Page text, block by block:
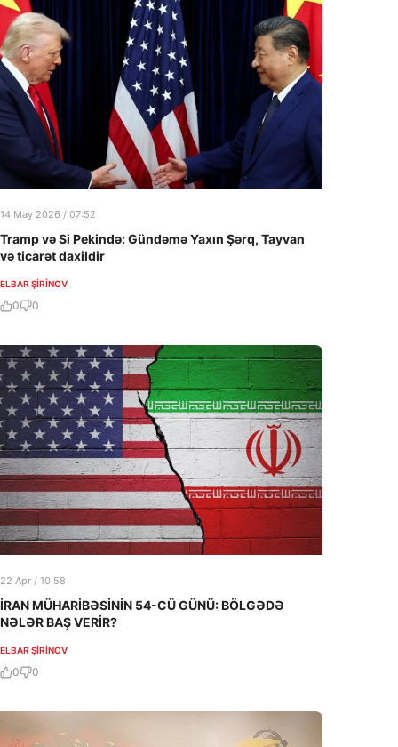
14 May 2026 / 07:52
Tramp və Si Pekində: Gündəmə Yaxın Şərq, Tayvan
və ticarət daxildir
ELBAR ŞIRINOV
0 0
22 Apr / 10:58
İRAN MÜHARİBƏSİNİN 54-CÜ GÜNÜ: BÖLGƏDƏ
NƏLƏR BAŞ VERİR?
ELBAR ŞIRINOV
0 0